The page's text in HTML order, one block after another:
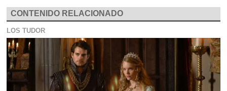
CONTENIDO RELACIONADO
LOS TUDOR